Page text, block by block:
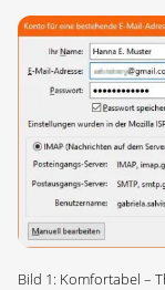
Bild 1: Komfortabel –